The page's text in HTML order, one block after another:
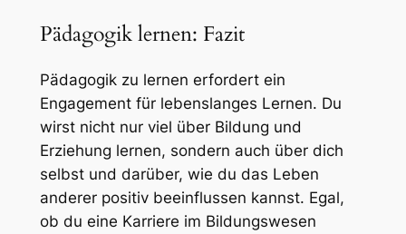
Pädagogik lernen: Fazit
Pädagogik zu lernen erfordert ein
Engagement für lebenslanges Lernen. Du
wirst nicht nur viel über Bildung und
Erziehung lernen, sondern auch über dich
selbst und darüber, wie du das Leben
anderer positiv beeinflussen kannst. Egal,
ob du eine Karriere im Bildungswesen